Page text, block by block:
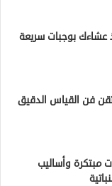
أنقذ عشاءك بوجبات سريعة
فن القياس الدقيق
مبتكرة وأساليب